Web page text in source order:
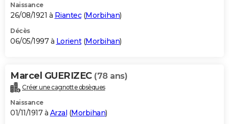
Naissance
26/08/1921 à Riantec(Morbihan)
Décès
06/05/1997 à Lorient(Morbihan)
Marcel GUERIZEC (78 ans)
Créer une cagnotte obsèques
Naissance
01/11/1917 à Arzal (Morbihan)